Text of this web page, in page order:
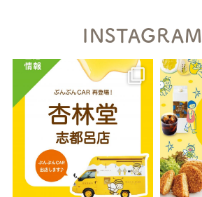
INSTAGRAM